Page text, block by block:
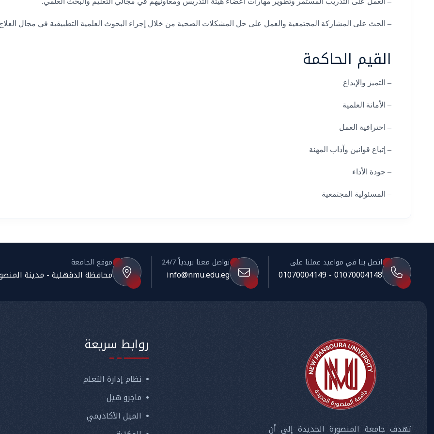
– الحث على المشاركة المجتمعية والعمل على حل المشكلات الصحية من خلال إجراء البحوث العلمية التطبيقية في مجال
القيم الحاكمة
– التميز والإبداع
– الأمانة العلمية
– احترافية العمل
– إتباع قوانين وآداب المهنة
– جودة الأداء
– المسئولية المجتمعية
اتصل بنا في مواعيد عملنا على
01070004148 - 01070004149
تواصل معنا بريدياً 24/7
info@nmu.edu.eg
موقع الجامعة
محافظة الدقهلية - مدينة
تهدف جامعة المنصورة الجديدة إلى أن
روابط سريعة
نظام إدارة التعلم
ماجرو هيل
الميل الأكاديمي